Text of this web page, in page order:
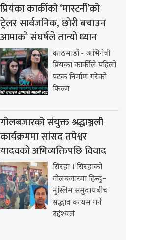
प्रियंका कार्कीको ‘मास्टर्नी’को
ट्रेलर सार्वजनिक, छोरी बचाउन
आमाको संघर्षले तान्यो ध्यान
काठमाडौं - अभिनेत्री
प्रियंका कार्कीले पहिलो
पटक निर्माण गरेको
फिल्म
गोलबजारको संयुक्त श्रद्धाञ्जली
कार्यक्रममा सांसद तपेश्वर
यादवको अभिव्यक्तिपछि विवाद
सिरहा । सिरहाको
गोलबजारमा हिन्दु–
मुस्लिम समुदायबीच
सद्भाव कायम गर्ने
उद्देश्यले